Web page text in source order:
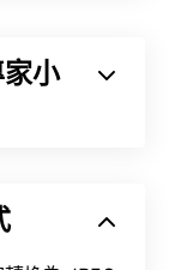
小
檔案體